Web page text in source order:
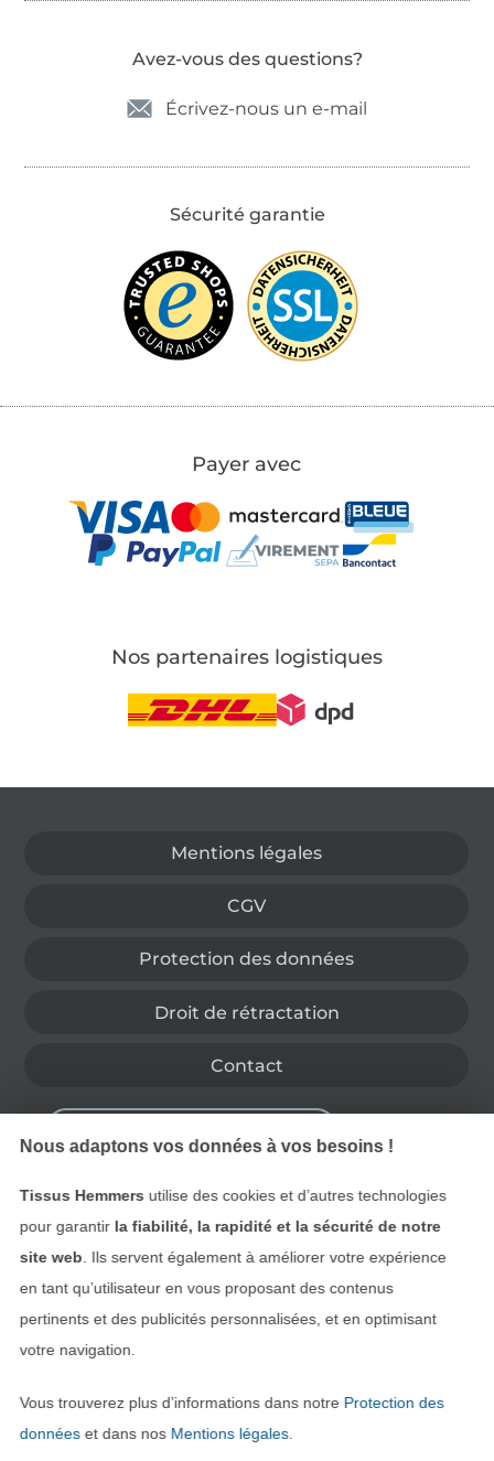
Avez-vous des questions?
Écrivez-nous un e-mail
Sécurité garantie
Payer avec
Nos partenaires logistiques
Mentions légales
CGV
Protection des données
Droit de rétractation
Contact
Trouvez plus d’idées
Nous adaptons vos données à vos besoins !
Tissus Hemmers utilise des cookies et d’autres technologies
pour garantir la fiabilité, la rapidité et la sécurité de notre
site web . Ils servent également à améliorer votre expérience
en tant qu’utilisateur en vous proposant des contenus
pertinents et des publicités personnalisées, et en optimisant
votre navigation.
Vous trouverez plus d’informations dans notre Protection des
donnéeset dans nos Mentions légales.